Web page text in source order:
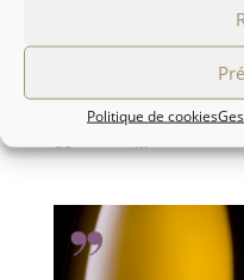
Politique de cookies
La Grande Ragotière
info@freres-
philosophy Workshop